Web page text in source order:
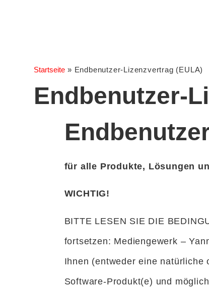
Startseite » Endbenutzer-Lizenzvertrag (EULA)
Endbenutzer-
für alle Produkte, Lösungen
WICHTIG!
BITTE LESEN SIE DIE
fortsetzen: Mediengewerk –
Ihnen (entweder eine natürliche
Software-Produkt(e) und